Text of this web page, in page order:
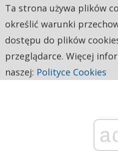
Ta strona używa plików
określić warunki
dostępu do plików
przeglądarce. Więcej
naszej: Polityce Cookies